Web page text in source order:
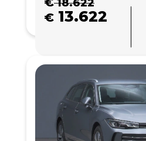
18.622
€ 13.622